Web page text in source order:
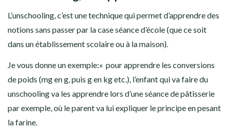
L’unschooling, c’est une technique qui permet d’apprendre des
notions sans passer par la case séance d’école (que ce soit
dans un établissement scolaire ou à la maison).
Je vous donne un exemple:« pour apprendre les conversions
de poids (mg en g, puis g en kg etc.), l’enfant qui va faire du
unschooling va les apprendre lors d’une séance de pâtisserie
par exemple, où le parent va lui expliquer le principe en pesant
la farine.